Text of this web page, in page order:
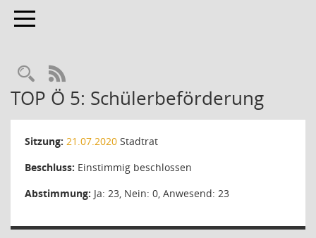
Toggle navigation
RSS-Feed
TOP Ö 5: Schülerbeförderung
Sitzung: 21.07.2020 Stadtrat
Beschluss: Einstimmig beschlossen
Abstimmung: Ja: 23, Nein: 0, Anwesend: 23